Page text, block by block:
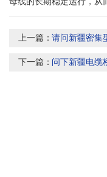
上一篇：请问新疆密集
下一篇： 问下新疆电缆